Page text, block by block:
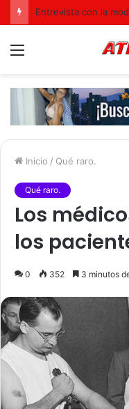
Entrevista con la
Menú
Inicio / Qué raro.
Qué raro.
Los
los
0 352 3 minutos